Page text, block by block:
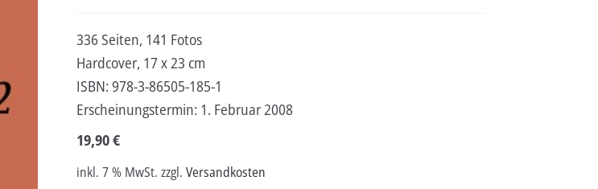
336 Seiten, 141 Fotos
Hardcover, 17 x 23 cm
ISBN: 978-3-86505-185-1
Erscheinungstermin: 1. Februar 2008
19,90€
inkl. 7 % MwSt. zzgl. Versandkosten